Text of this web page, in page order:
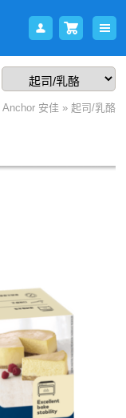
Anchor 安佳 » 起司/乳酪